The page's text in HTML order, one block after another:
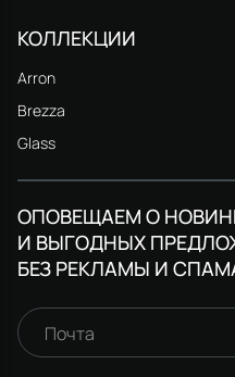
КОЛЛЕКЦИИ
Arron
Brezza
Glass
ОПОВЕЩАЕМ О
И ВЫГОДНЫХ
БЕЗ РЕКЛАМЫ И
Почта